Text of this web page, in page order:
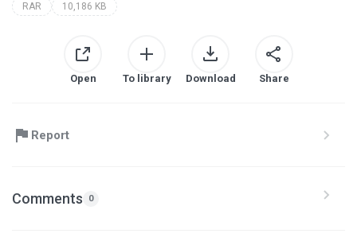
RAR 10,186 KB
Open To library Download Share
Report
Comments 0